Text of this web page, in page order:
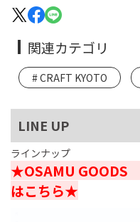
LINE UP
ラインナップ
★OSAMU GOODS
はこちら★
関連カテゴリ
CRAFT KYOTO